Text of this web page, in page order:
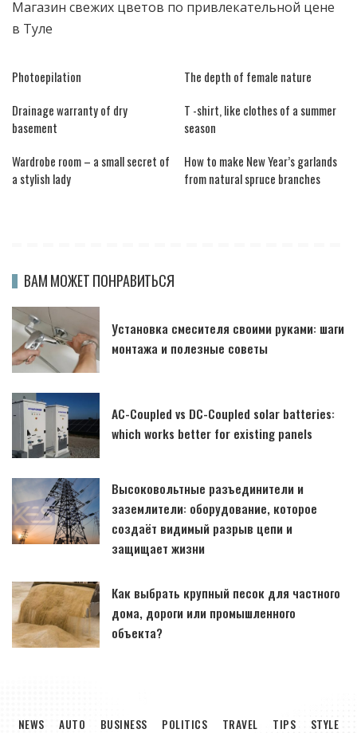
Магазин свежих цветов по привлекательной цене
в Туле
Photoepilation
The depth of female nature
Drainage warranty of dry
basement
T -shirt, like clothes of a summer
season
Wardrobe room – a small secret of
a stylish lady
How to make New Year’s garlands
from natural spruce branches
ВАМ МОЖЕТ ПОНРАВИТЬСЯ
Установка смесителя своими руками: шаги
монтажа и полезные советы
AC-Coupled vs DC-Coupled solar batteries:
which works better for existing panels
Высоковольтные разъединители и
заземлители: оборудование, которое
создаёт видимый разрыв цепи и
защищает жизни
Как выбрать крупный песок для частного
дома, дороги или промышленного
объекта?
NEWS AUTO BUSINESS POLITICS TRAVEL TIPS STYLE